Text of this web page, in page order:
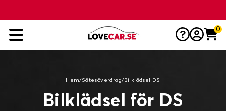
0
Hem/ Sätesöverdrag/ Bilklädsel DS
Bilklädsel för DS